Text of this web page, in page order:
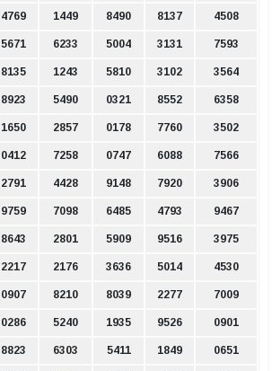
4769 1449 8490 8137 4508
5671 6233 5004 3131 7593
8135 1243 5810 3102 3564
8923 5490 0321 8552 6358
1650 2857 0178 7760 3502
0412 7258 0747 6088 7566
2791 4428 9148 7920 3906
9759 7098 6485 4793 9467
8643 2801 5909 9516 3975
2217 2176 3636 5014 4530
0907 8210 8039 2277 7009
0286 5240 1935 9526 0901
8823 6303 5411 1849 0651